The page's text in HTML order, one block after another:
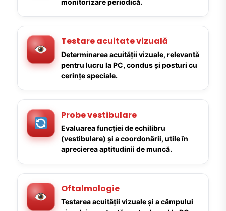
Testare acuitate vizuală
Determinarea acuității vizuale, relevantă
pentru lucru la PC, condus și posturi cu
cerințe speciale.
Probe vestibulare
Evaluarea funcției de echilibru
(vestibulare) și a coordonării, utile în
aprecierea aptitudinii de muncă.
Oftalmologie
Testarea acuității vizuale și a câmpului